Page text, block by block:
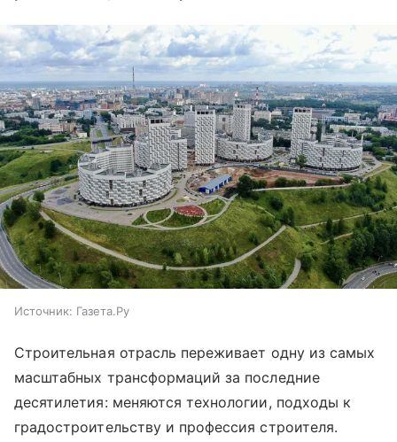
Источник: Газета.Ру
Строительная отрасль переживает одну из самых
масштабных трансформаций за последние
десятилетия: меняются технологии, подходы к
градостроительству и профессия строителя.